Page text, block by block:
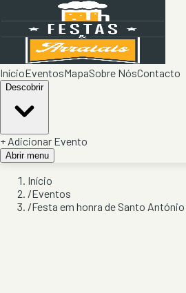
InícioEventosMapaSobre NósContacto
Descobrir
+ Adicionar Evento
Abrir menu
Início
/Eventos
/Festa em honra de Santo